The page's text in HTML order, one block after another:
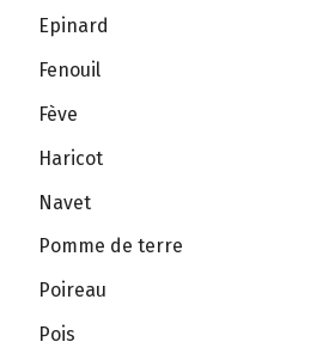
Epinard
Fenouil
Fève
Haricot
Navet
Pomme de terre
Poireau
Pois